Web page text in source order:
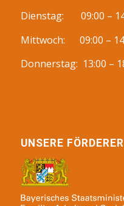
Dienstag: 09:00 –
Mittwoch: 09:00 –
Donnerstag: 13:00 –
UNSERE FÖRDERER